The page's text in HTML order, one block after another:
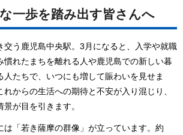
一歩を踏み出す皆さんへ
交う鹿児島中央駅。3月になると、入学や就職
慣れたまちを離れる人や鹿児島での新しい暮
人たちで、いつにも増して賑わいを見せま
からの生活への期待と不安が入り混じり、
が目を引きます。
は「若き薩摩の群像」が立っています。約